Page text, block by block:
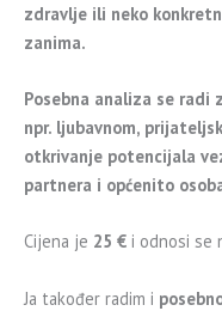
zdravlje ili neko
zanima.
Posebna analiza se radi
npr. ljubavnom,
otkrivanje potencijala
partnera i općenito
Cijena je 25 € i odnosi se
Ja također radim i